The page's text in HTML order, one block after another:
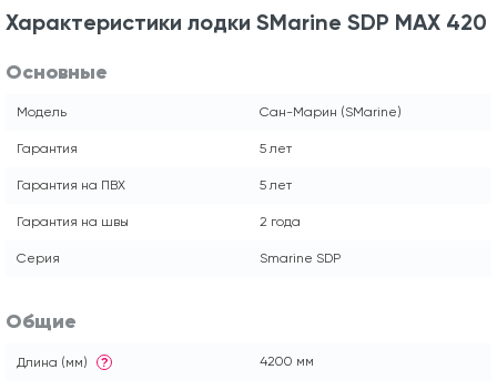
Характеристики лодки SMarine SDP MAX 420
Основные
Модель Сан-Марин (SMarine)
Гарантия 5 лет
Гарантия на ПВХ 5 лет
Гарантия на швы 2 года
Серия Smarine SDP
Общие
Длина (мм) ? 4200 мм